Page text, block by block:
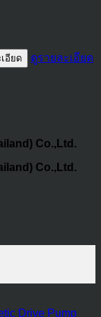
อียด ดูรายละเอียด
Co.,Ltd.
Co.,Ltd.